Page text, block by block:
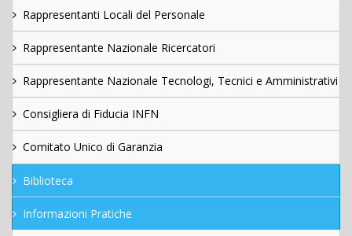
Rappresentanti Locali del Personale
Rappresentante Nazionale Ricercatori
Rappresentante Nazionale Tecnologi, Tecnici e Amministrativi
Consigliera di Fiducia INFN
Comitato Unico di Garanzia
Biblioteca
Informazioni Pratiche